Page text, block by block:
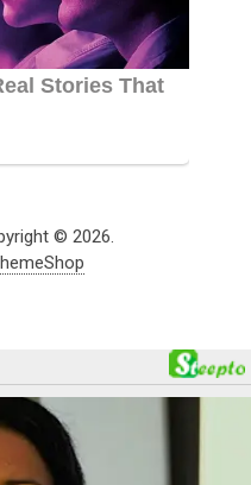
© 2026.